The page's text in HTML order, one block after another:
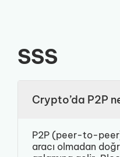
SSS
Crypto’da P2P
P2P (peer-to-
aracı olmadan